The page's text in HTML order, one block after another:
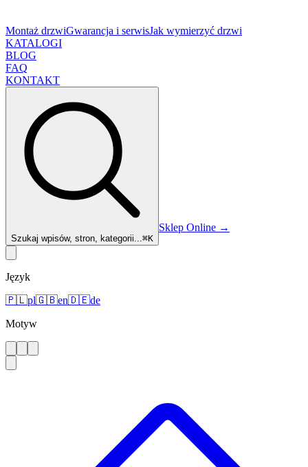
Montaż drzwiGwarancja i serwisJak wymierzyć drzwi
KATALOGI
BLOG
FAQ
KONTAKT
Szukaj wpisów, stron, kategorii...⌘K
Sklep Online →
Język
🇵🇱pl🇬🇧en🇩🇪de
Motyw